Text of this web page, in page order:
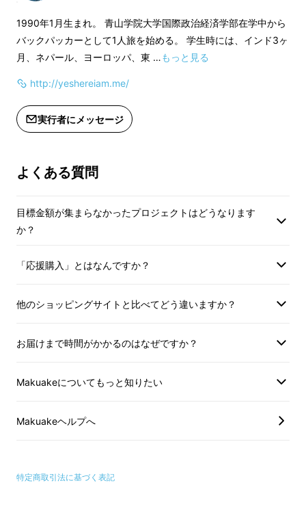
1990年1月生まれ。 青山学院大学国際政治経済学部在学中から
バックパッカーとして1人旅を始める。 学生時には、インド3ヶ
月、ネパール、ヨーロッパ、東 …もっと見る
http://yeshereiam.me/
実行者にメッセージ
よくある質問
目標金額が集まらなかったプロジェクトはどうなります
か？
「応援購入」とはなんですか？
他のショッピングサイトと比べてどう違いますか？
お届けまで時間がかかるのはなぜですか？
Makuakeについてもっと知りたい
Makuakeヘルプへ
特定商取引法に基づく表記